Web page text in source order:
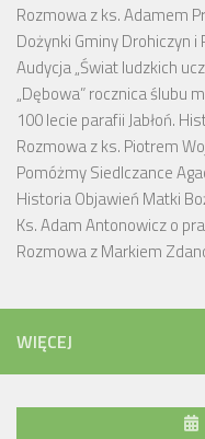
Rozmowa z ks. Adamem
Dożynki Gminy Drohiczyn
Audycja „Świat ludzkich
„Dębowa” rocznica ślubu
100 lecie parafii Jabłoń.
Rozmowa z ks. Piotrem
Pomóżmy Siedlczance
Historia Objawień Matki
Ks. Adam Antonowicz o
Rozmowa z Markiem
WIĘCEJ